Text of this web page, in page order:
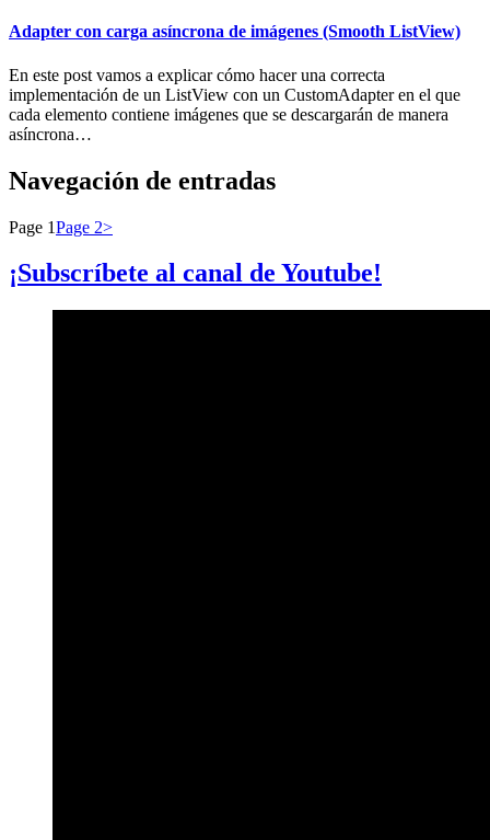
Adapter con carga asíncrona de imágenes (Smooth ListView)
En este post vamos a explicar cómo hacer una correcta
implementación de un ListView con un CustomAdapter en el que
cada elemento contiene imágenes que se descargarán de manera
asíncrona…
Navegación de entradas
Page 1Page 2>
¡Subscríbete al canal de Youtube!